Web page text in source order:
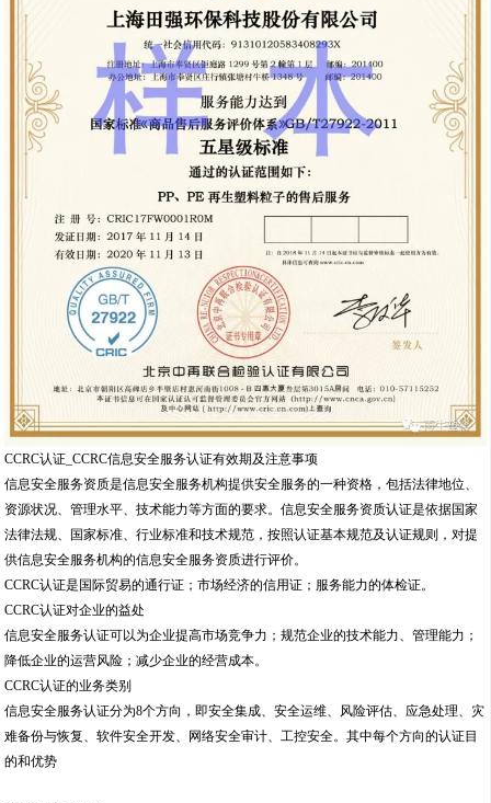
CCRC认证_CCRC信息安全服务认证有效期及注意事项
信息安全服务资质是信息安全服务机构提供安全服务的一种资格，包括法律地位、
资源状况、管理水平、技术能力等方面的要求。信息安全服务资质认证是依据国家
法律法规、国家标准、行业标准和技术规范，按照认证基本规范及认证规则，对提
供信息安全服务机构的信息安全服务资质进行评价。
CCRC认证是国际贸易的通行证；市场经济的信用证；服务能力的体检证。
CCRC认证对企业的益处
信息安全服务认证可以为企业提高市场竞争力；规范企业的技术能力、管理能力；
降低企业的运营风险；减少企业的经营成本。
CCRC认证的业务类别
信息安全服务认证分为8个方向，即安全集成、安全运维、风险评估、应急处理、灾
难备份与恢复、软件安全开发、网络安全审计、工控安全。其中每个方向的认证目
的和优势